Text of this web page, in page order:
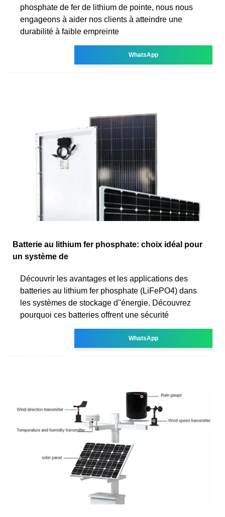
phosphate de fer de lithium de pointe, nous nous
engageons à aider nos clients à atteindre une
durabilité à faible empreinte
WhatsApp
Batterie au lithium fer phosphate: choix idéal pour
un système de
Découvrir les avantages et les applications des
batteries au lithium fer phosphate (LiFePO4) dans
les systèmes de stockage d''énergie. Découvrez
pourquoi ces batteries offrent une sécurité
WhatsApp